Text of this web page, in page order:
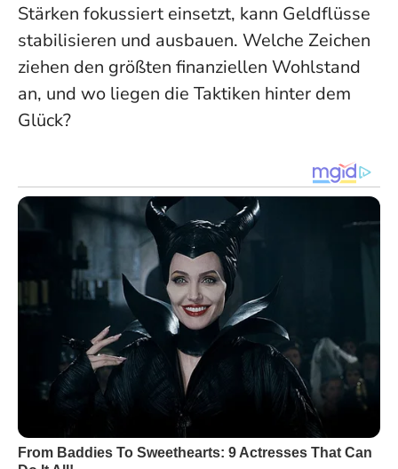
Stärken fokussiert einsetzt, kann Geldflüsse
stabilisieren und ausbauen. Welche Zeichen
ziehen den größten finanziellen Wohlstand
an, und wo liegen die Taktiken hinter dem
Glück?